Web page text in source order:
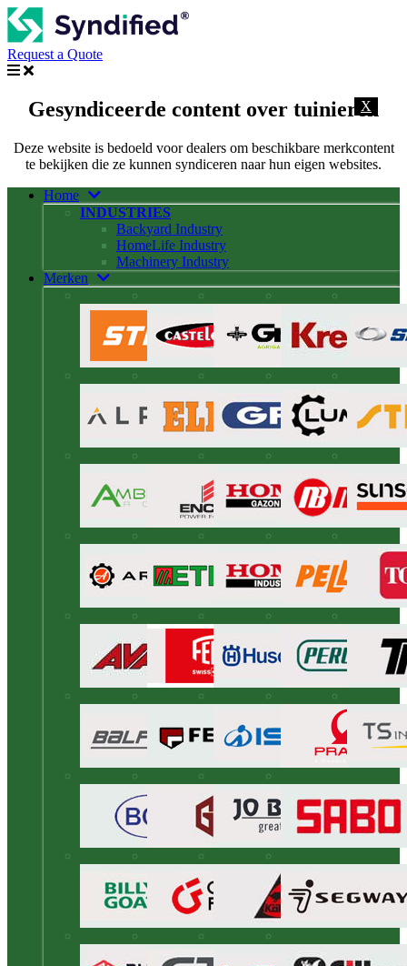
Request a Quote
X
Gesyndiceerde content over tuinieren
Deze website is bedoeld voor dealers om beschikbare merkcontent
te bekijken die ze kunnen syndiceren naar hun eigen websites.
Home
INDUSTRIES
Backyard Industry
HomeLife Industry
Machinery Industry
Merken